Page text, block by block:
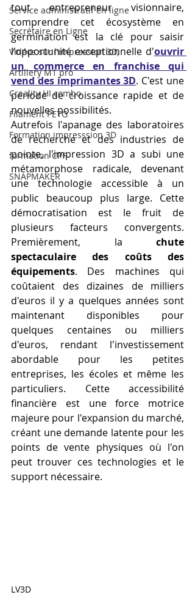
Service administratif en ligne
Secrétaire en Ligne
Vidéos sur l'impression 3D,
Artillery M1 pro
Creality HI combo
Filament PETG
Formation impresssion 3D
formation CPF
SNAPMAKER
tout entrepreneur visionnaire,
comprendre cet écosystème en
germination est la clé pour saisir
l'opportunité exceptionnelle d'ouvrir
un commerce en franchise qui
vend des imprimantes 3D. C'est une
période de croissance rapide et de
nouvelles possibilités.
Autrefois l'apanage des laboratoires
de recherche et des industries de
pointe, l'impression 3D a subi une
métamorphose radicale, devenant
une technologie accessible à un
public beaucoup plus large. Cette
démocratisation est le fruit de
plusieurs facteurs convergents.
Premièrement, la chute
spectaculaire des coûts des
équipements. Des machines qui
coûtaient des dizaines de milliers
d'euros il y a quelques années sont
maintenant disponibles pour
quelques centaines ou milliers
d'euros, rendant l'investissement
abordable pour les petites
entreprises, les écoles et même les
particuliers. Cette accessibilité
financière est une force motrice
majeure pour l'expansion du marché,
créant une demande latente pour les
points de vente physiques où l'on
peut trouver ces technologies et le
support nécessaire.
LV3D